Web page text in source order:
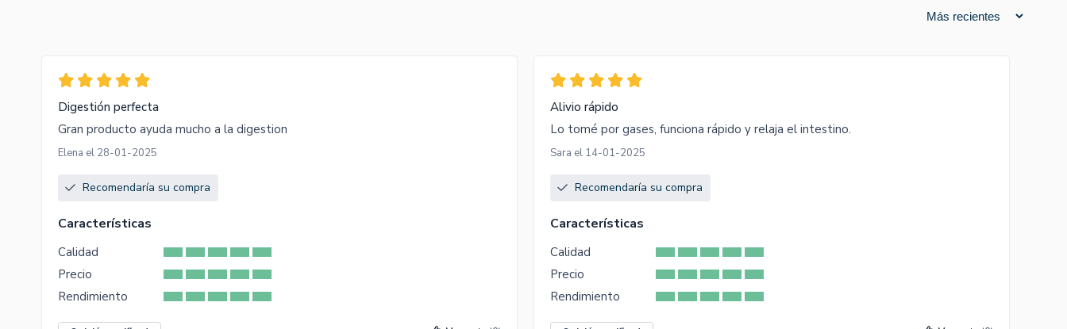
Digestión perfecta
Gran producto ayuda mucho a la digestion
Elena el 28-01-2025
Recomendaría su compra
Características
Calidad
Precio
Rendimiento
Alivio rápido
Lo tomé por gases, funciona rápido y relaja el intestino.
Sara el 14-01-2025
Recomendaría su compra
Características
Calidad
Precio
Rendimiento